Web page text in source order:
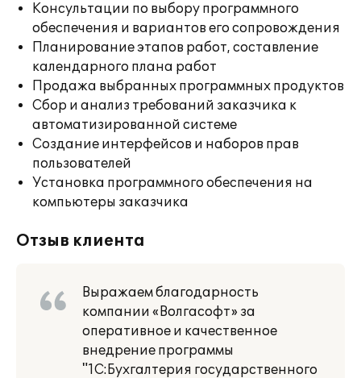
Консультации по выбору программного
обеспечения и вариантов его сопровождения
Планирование этапов работ, составление
календарного плана работ
Продажа выбранных программных продуктов
Сбор и анализ требований заказчика к
автоматизированной системе
Создание интерфейсов и наборов прав
пользователей
Установка программного обеспечения на
компьютеры заказчика
Отзыв клиента
Выражаем благодарность
компании «Волгасофт» за
оперативное и качественное
внедрение программы
"1С:Бухгалтерия государственного